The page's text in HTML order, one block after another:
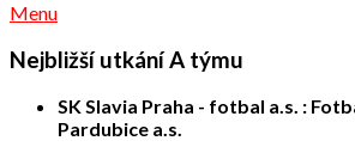
Menu
Nejbližší utkání A týmu
SK Slavia Praha - fotbal a.s. :
Pardubice a.s.